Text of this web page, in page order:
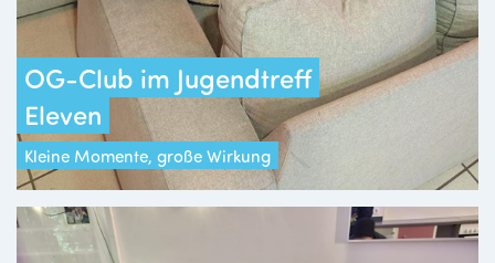
OG-Club im Jugendtreff
Eleven
Kleine Momente, große Wirkung